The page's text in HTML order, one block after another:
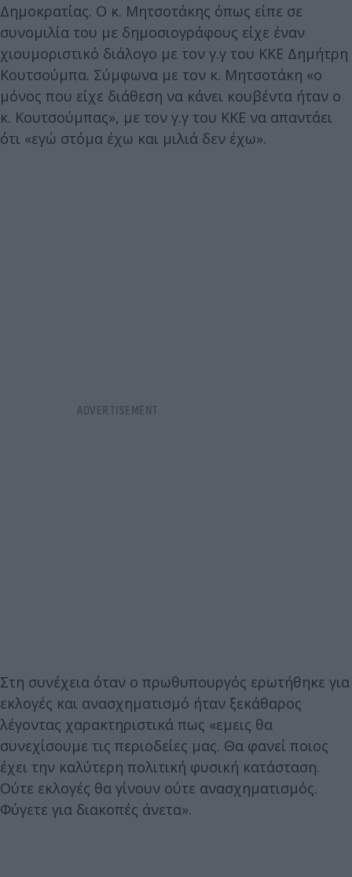
Δημοκρατίας. Ο κ. Μητσοτάκης όπως είπε σε
συνομιλία του με δημοσιογράφους είχε έναν
χιουμοριστικό διάλογο με τον γ.γ του ΚΚΕ Δημήτρη
Κουτσούμπα. Σύμφωνα με τον κ. Μητσοτάκη «ο
μόνος που είχε διάθεση να κάνει κουβέντα ήταν ο
κ. Κουτσούμπας», με τον γ.γ του ΚΚΕ να απαντάει
ότι «εγώ στόμα έχω και μιλιά δεν έχω».
Στη συνέχεια όταν ο πρωθυπουργός ερωτήθηκε για
εκλογές και ανασχηματισμό ήταν ξεκάθαρος
λέγοντας χαρακτηριστικά πως «εμεις θα
συνεχίσουμε τις περιοδείες μας. Θα φανεί ποιος
έχει την καλύτερη πολιτική φυσική κατάσταση.
Ούτε εκλογές θα γίνουν ούτε ανασχηματισμός.
Φύγετε για διακοπές άνετα».